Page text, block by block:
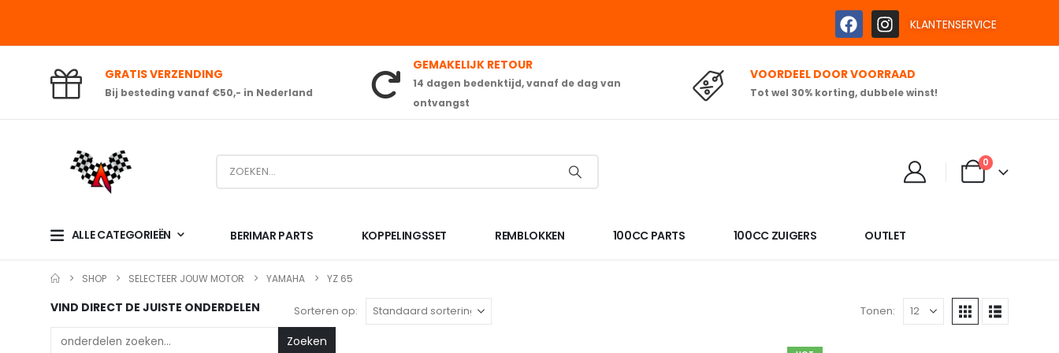
KLANTENSERVICE
GRATIS VERZENDING
Bij besteding vanaf €50,- in Nederland
GEMAKELIJK RETOUR
14 dagen bedenktijd, vanaf de dag van
ontvangst
VOORDEEL DOOR VOORRAAD
Tot wel 30% korting, dubbele winst!
0
ALLE CATEGORIEËN BERIMAR PARTS KOPPELINGSSET REMBLOKKEN 100CC PARTS 100CC ZUIGERS OUTLET
SHOP SELECTEER JOUW MOTOR YAMAHA YZ 65
Sorteren op: Tonen:
VIND DIRECT DE JUISTE ONDERDELEN
Zoeken